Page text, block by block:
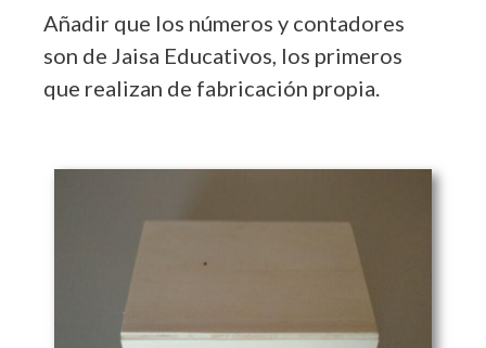
Añadir que los números y contadores
son de Jaisa Educativos, los primeros
que realizan de fabricación propia.